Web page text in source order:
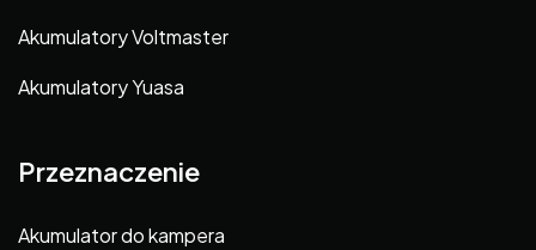
Akumulatory Voltmaster
Akumulatory Yuasa
Przeznaczenie
Akumulator do kampera